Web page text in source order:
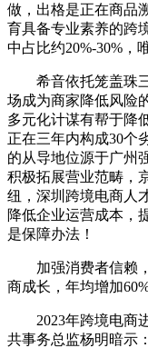
做，出格是正在商品
育具备专业素养的跨
中占比约20%-30%，
希音依托笼盖珠三
场成为商家降低风险
多元化计谋有帮于降
正在三年内构成30个
的从导地位源于广州
积极拓展营业范畴，
纽，深圳跨境电商人
降低企业运营成本，
是保障办法！
加强消费者信赖，
商成长，年均增加
2023年跨境电商进
共事务总监杨明暗示